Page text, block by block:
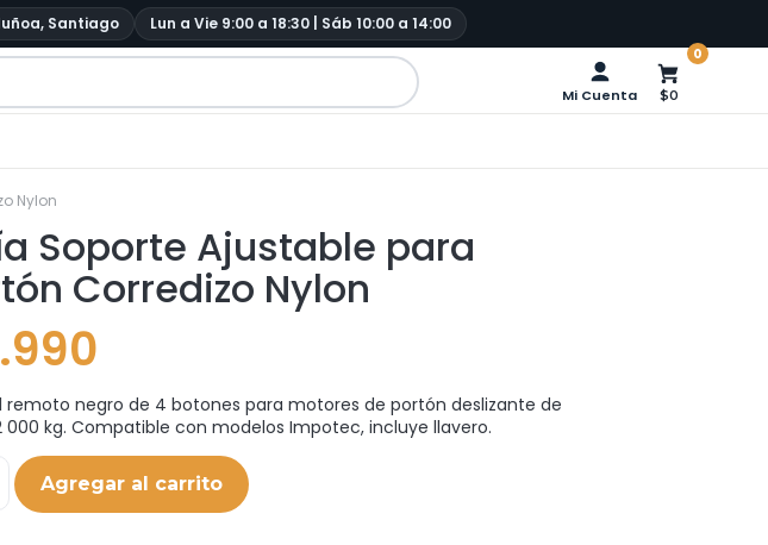
Santiago Lun a Vie 9:00 a 18:30 | Sáb 10:00 a 14:00
Mi Cuenta
0
$0
Nylon
Soporte Ajustable para
Corredizo Nylon
remoto negro de 4 botones para motores de portón deslizante de
000 kg. Compatible con modelos Impotec, incluye llavero.
Agregar al carrito